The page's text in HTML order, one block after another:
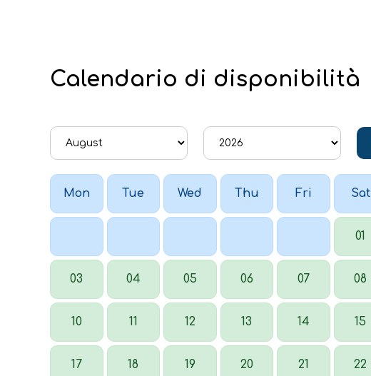
Calendario di disponibilità
Mon Tue Wed Thu Fri Sat
01
03 04 05 06 07 08
10 11 12 13 14 15
17 18 19 20 21 22